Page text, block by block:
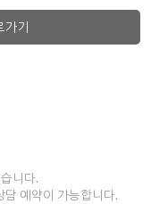
기
니다.
예약이 가능합니다.